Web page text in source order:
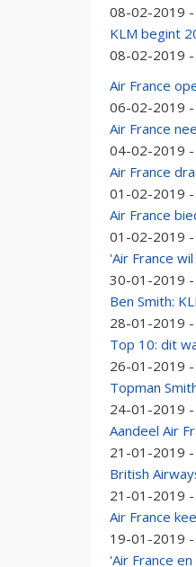
08-02-2019 -
KLM begint
08-02-2019 -
Air France
06-02-2019 -
Air France
04-02-2019 -
Air France
01-02-2019 -
Air France
01-02-2019 -
'Air France
30-01-2019 -
Ben Smith:
28-01-2019 -
Top 10: dit
26-01-2019 -
Topman
24-01-2019
Aandeel Air
21-01-2019
British
21-01-2019 -
Air France
19-01-2019 -
'Air France